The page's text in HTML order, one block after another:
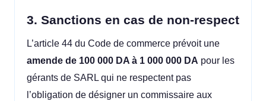
3. Sanctions en cas de non-respect
L’article 44 du Code de commerce prévoit une
amende de 100 000 DA à 1 000 000 DA pour les
gérants de SARL qui ne respectent pas
l’obligation de désigner un commissaire aux